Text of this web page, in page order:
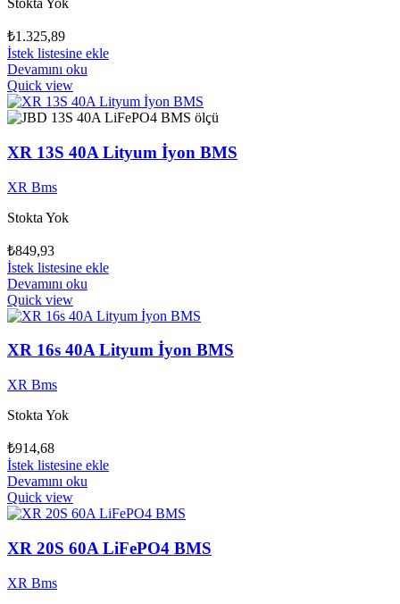
Stokta Yok
₺1.325,89
İstek listesine ekle
Devamını oku
Quick view
XR 13S 40A Lityum İyon BMS
XR Bms
Stokta Yok
₺849,93
İstek listesine ekle
Devamını oku
Quick view
XR 16s 40A Lityum İyon BMS
XR Bms
Stokta Yok
₺914,68
İstek listesine ekle
Devamını oku
Quick view
XR 20S 60A LiFePO4 BMS
XR Bms